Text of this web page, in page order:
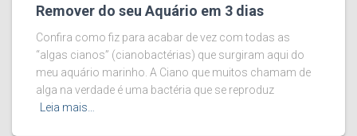
Remover do seu Aquário em 3 dias
Confira como fiz para acabar de vez com todas as
“algas cianos” (cianobactérias) que surgiram aqui do
meu aquário marinho. A Ciano que muitos chamam de
alga na verdade é uma bactéria que se reproduz
Leia mais…